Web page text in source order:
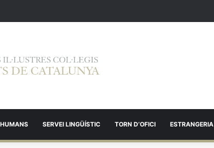
SERVEI LINGÜÍSTIC TORN D’OFICI ESTRANGERIA